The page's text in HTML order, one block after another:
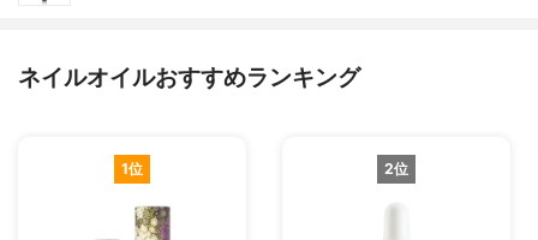
ネイルオイルおすすめランキング
1位 2位